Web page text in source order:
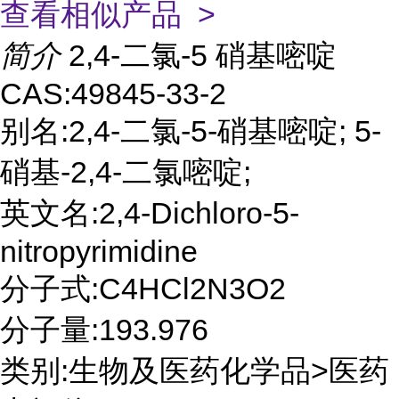
查看相似产品 >
简介 2,4-二氯-5 硝基嘧啶
CAS:49845-33-2
别名:2,4-二氯-5-硝基嘧啶; 5-
硝基-2,4-二氯嘧啶;
英文名:2,4-Dichloro-5-
nitropyrimidine
分子式:C4HCl2N3O2
分子量:193.976
类别:生物及医药化学品>医药